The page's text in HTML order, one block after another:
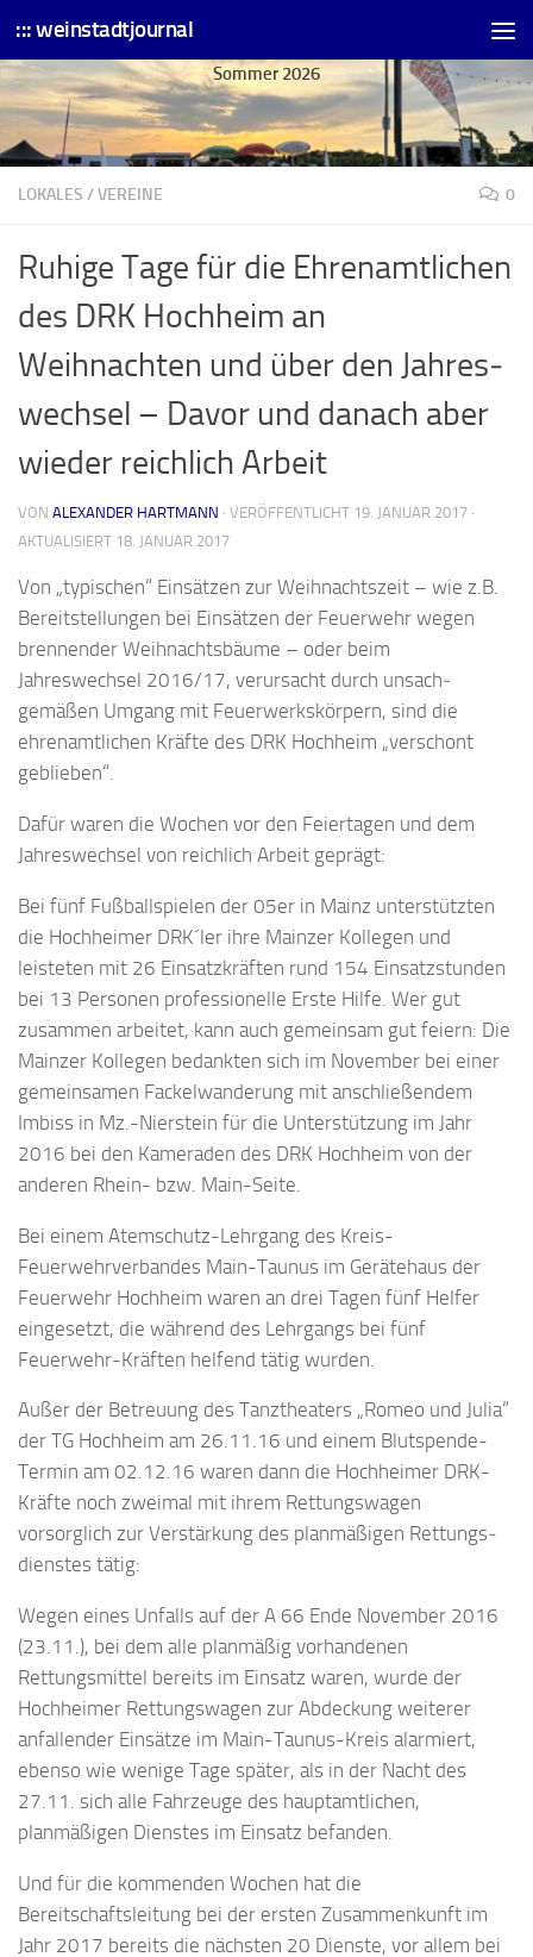
Skip to content
::: weinstadtjournal
Sommer 2026
LOKALES /VEREINE 0
Ruhige Tage für die Ehrenamtlichen
des DRK Hochheim an
Weihnachten und über den Jahres­
wechsel – Davor und danach aber
wieder reichlich Arbeit
VON ALEXANDER HARTMANN · VERÖFFENTLICHT 19. JANUAR 2017 ·
AKTUALISIERT 18. JANUAR 2017
Von „typischen“ Einsätzen zur Weihnachtszeit – wie z.B.
Bereitstel­lungen bei Einsätzen der Feuerwehr wegen
brennender Weihnachts­bäume – oder beim
Jahreswechsel 2016/17, verursacht durch unsach­
gemäßen Umgang mit Feuerwerkskörpern, sind die
ehrenamtlichen Kräfte des DRK Hochheim „verschont
geblieben“.
Dafür waren die Wochen vor den Feiertagen und dem
Jahreswechsel von reichlich Arbeit geprägt:
Bei fünf Fußballspielen der 05er in Mainz unterstützten
die Hochheimer DRK´ler ihre Mainzer Kollegen und
leisteten mit 26 Ein­satzkräften rund 154 Einsatzstunden
bei 13 Personen professionelle Erste Hilfe. Wer gut
zusammen arbeitet, kann auch gemeinsam gut feiern: Die
Mainzer Kollegen bedankten sich im November bei einer
gemein­samen Fackelwanderung mit anschließendem
Imbiss in Mz.-Nierstein für die Unterstützung im Jahr
2016 bei den Kameraden des DRK Hochheim von der
anderen Rhein- bzw. Main-Seite.
Bei einem Atemschutz-Lehrgang des Kreis-
Feuerwehrverbandes Main-Taunus im Gerätehaus der
Feuerwehr Hochheim waren an drei Tagen fünf Helfer
eingesetzt, die während des Lehrgangs bei fünf
Feuerwehr-Kräften helfend tätig wurden.
Außer der Betreuung des Tanztheaters „Romeo und Julia“
der TG Hochheim am 26.11.16 und einem Blutspende-
Termin am 02.12.16 waren dann die Hochheimer DRK-
Kräfte noch zweimal mit ihrem Ret­tungswagen
vorsorglich zur Verstärkung des planmäßigen Rettungs­
dienstes tätig:
Wegen eines Unfalls auf der A 66 Ende November 2016
(23.11.), bei dem alle planmäßig vorhandenen
Rettungsmittel bereits im Einsatz waren, wurde der
Hochheimer Rettungswagen zur Abdeckung weiterer
anfallender Einsätze im Main-Taunus-Kreis alarmiert,
ebenso wie we­nige Tage später, als in der Nacht des
27.11. sich alle Fahrzeuge des hauptamtlichen,
planmäßigen Dienstes im Einsatz befanden.
Und für die kommenden Wochen hat die
Bereitschaftsleitung bei der ersten Zusammenkunft im
Jahr 2017 bereits die nächsten 20 Dienste, vor allem bei